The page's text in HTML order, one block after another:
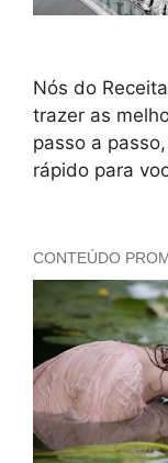
Nós do
trazer as
passo a
rápido para